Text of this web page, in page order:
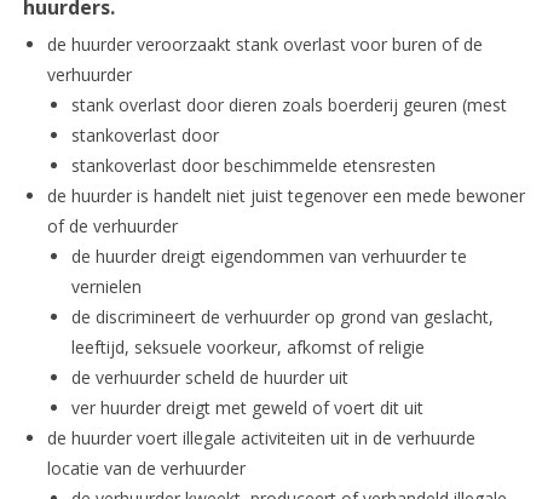
huurders.
de huurder veroorzaakt stank overlast voor buren of de
verhuurder
stank overlast door dieren zoals boerderij geuren (mest
stankoverlast door
stankoverlast door beschimmelde etensresten
de huurder is handelt niet juist tegenover een mede bewoner
of de verhuurder
de huurder dreigt eigendommen van verhuurder te
vernielen
de discrimineert de verhuurder op grond van geslacht,
leeftijd, seksuele voorkeur, afkomst of religie
de verhuurder scheld de huurder uit
ver huurder dreigt met geweld of voert dit uit
de huurder voert illegale activiteiten uit in de verhuurde
locatie van de verhuurder